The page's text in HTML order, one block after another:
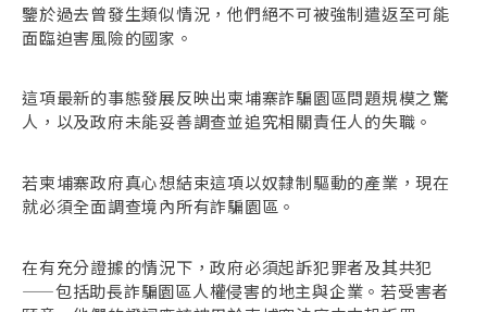
鑒於過去曾發生類似情況，他們絕不可被強制遣返至可能
面臨迫害風險的國家。
這項最新的事態發展反映出柬埔寨詐騙園區問題規模之驚
人，以及政府未能妥善調查並追究相關責任人的失職。
若柬埔寨政府真心想結束這項以奴隸制驅動的產業，現在
就必須全面調查境內所有詐騙園區。
在有充分證據的情況下，政府必須起訴犯罪者及其共犯
——包括助長詐騙園區人權侵害的地主與企業。若受害者